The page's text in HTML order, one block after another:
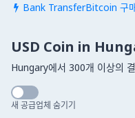
 Bank TransferBitcoin 구
USD Coin in
Hungary에서 300개 이상의
새 공급업체 숨기기